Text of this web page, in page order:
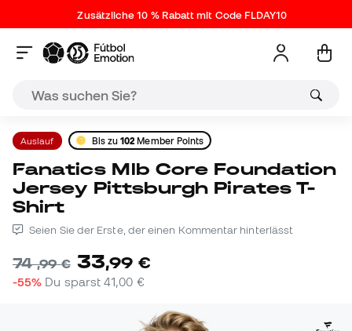
Zusätzliche 10 % Rabatt mit Code FLDAY10
Auslauf Bis zu102 Member Points
Fanatics Mlb Core Foundation
Jersey Pittsburgh Pirates T-
Shirt
Seien Sie der Erste, der einen Kommentar hinterlässt
74,99 € 33,99 €
-55% Du sparst41,00 €